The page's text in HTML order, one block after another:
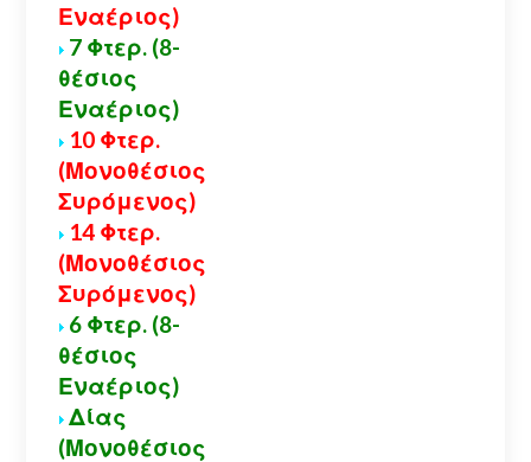
Εναέριος)
7 Φτερ. (8-
θέσιος
Εναέριος)
10 Φτερ.
(Μονοθέσιος
Συρόμενος)
14 Φτερ.
(Μονοθέσιος
Συρόμενος)
6 Φτερ. (8-
θέσιος
Εναέριος)
Δίας
(Μονοθέσιος